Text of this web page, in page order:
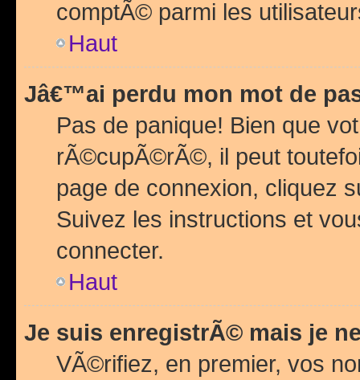
comptÃ© parmi les
Haut
Jâ€™ai perdu mon mot de
Pas de panique! Bien que
rÃ©cupÃ©rÃ©, il peut
page de connexion, cliquez
Suivez les instructions et
connecter.
Haut
Je suis enregistrÃ© mais je
VÃ©rifiez, en premier, vos